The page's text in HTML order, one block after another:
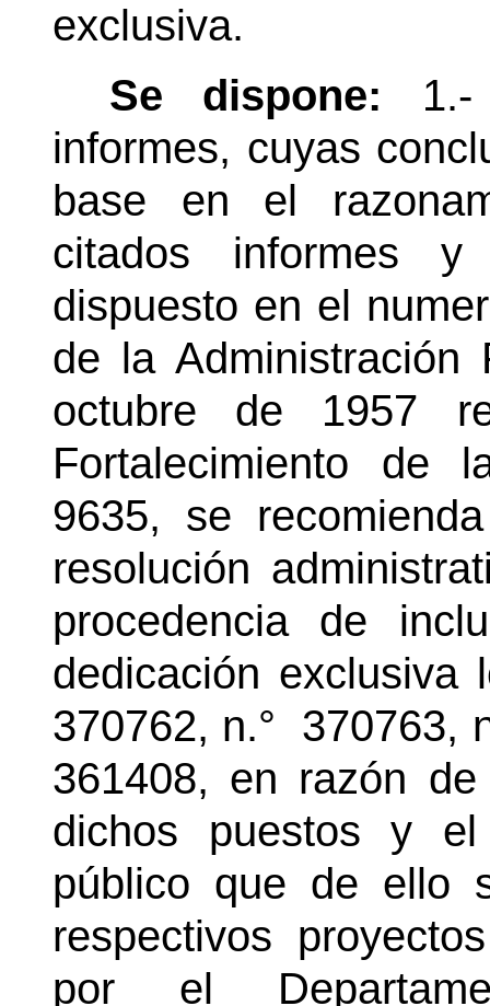
exclusiva.
Se dispone: 1.-
informes, cuyas
base en el
citados informes
dispuesto en el
de la
octubre de 1957
Fortalecimiento de
9635, se
resolución
procedencia de
dedicación exclusiva
370762, n.°
370763,
361408, en razón
dichos puestos y
público que de ello
respectivos
por el